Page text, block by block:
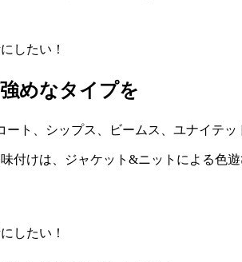
にしたい！
めなタイプを
付けは、ジャケット&ニットによる色
にしたい！